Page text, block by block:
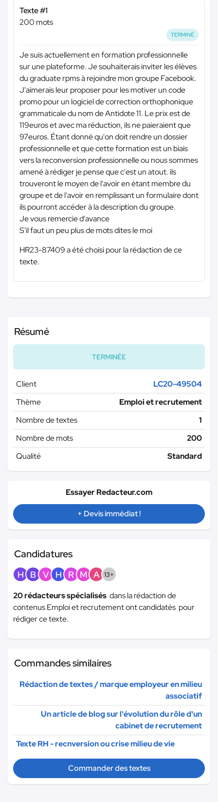
Texte #1
200 mots
TERMINÉ
Je suis actuellement en formation professionnelle
sur une plateforme. Je souhaiterais inviter les élèves
du graduate rpms à rejoindre mon groupe Facebook.
J'aimerais leur proposer pour les motiver un code
promo pour un logiciel de correction orthophonique
grammaticale du nom de Antidote 11. Le prix est de
119euros et avec ma réduction, ils ne paieraient que
97euros. Étant donné qu'on doit rendre un dossier
professionnelle et que cette formation est un biais
vers la reconversion professionnelle ou nous sommes
amené à rédiger je pense que c'est un atout. ils
trouveront le moyen de l'avoir en étant membre du
groupe et de l'avoir en remplissant un formulaire dont
ils pourront accéder à la description du groupe.
Je vous remercie d'avance
S'il faut un peu plus de mots dites le moi
HR23-87409 a été choisi pour la rédaction de ce
texte.
Résumé
TERMINÉE
Client
LC20-49504
Thème
Emploi et recrutement
Nombre de textes
1
Nombre de mots
200
Qualité
Standard
Essayer Redacteur.com
+ Devis immédiat !
Candidatures
H B V H R M A 13+
20 rédacteurs spécialisés dans la rédaction de
contenus Emploi et recrutement ont candidatés pour
rédiger ce texte.
Commandes similaires
Rédaction de textes / marque employeur en milieu
associatif
Un article de blog sur l'évolution du rôle d'un
cabinet de recrutement
Texte RH - recnversion ou crise milieu de vie
Commander des textes